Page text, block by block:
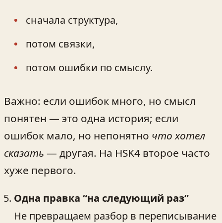
сначала структура,
потом связки,
потом ошибки по смыслу.
Важно: если ошибок много, но смысл
понятен — это одна история; если
ошибок мало, но непонятно что хотел
сказать — другая. На HSK4 второе часто
хуже первого.
Одна правка “на следующий раз”
Не превращаем разбор в переписывание